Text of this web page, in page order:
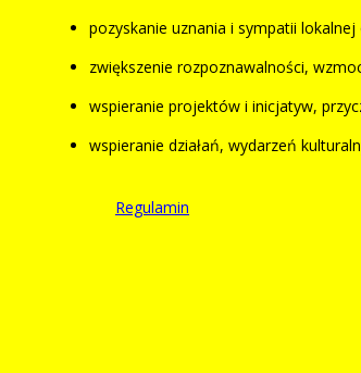
pozyskanie uznania i sympatii lokalnej
zwiększenie rozpoznawalności,
wspieranie projektów i inicjatyw,
wspieranie działań, wydarzeń
Regulamin